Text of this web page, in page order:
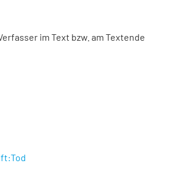
im Text bzw. am Textende